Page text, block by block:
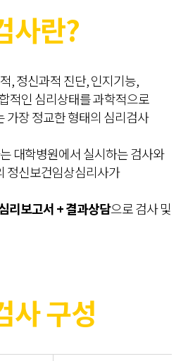
사란?
, 정신과적 진단, 인지기능,
적인 심리상태를 과학적으로
가장 정교한 형태의 심리검사
대학병원에서 실시하는 검사와
정신보건임상심리사가
리보고서 + 결과상담으로 검사 및
사 구성